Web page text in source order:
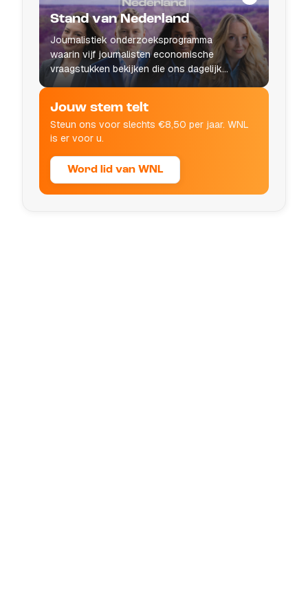
Stand van Nederland
Journalistiek onderzoeksprogramma
waarin vijf journalisten economische
vraagstukken bekijken die ons dagelijks
leven raken.
Jouw stem telt
Steun ons voor slechts €8,50 per jaar. WNL
is er voor u.
Word lid van WNL